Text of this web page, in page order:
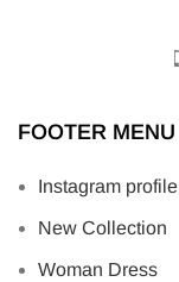
FOOTER MENU
Instagram profile
New Collection
Woman Dress